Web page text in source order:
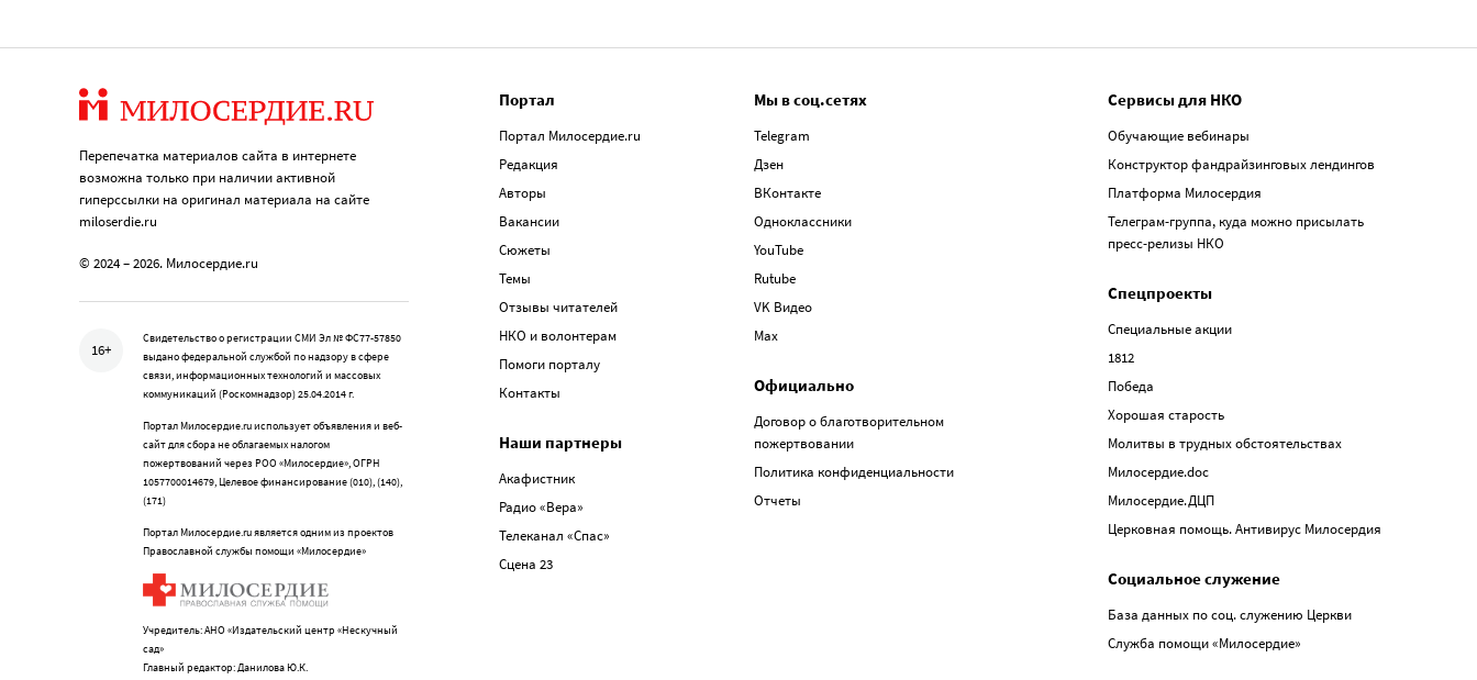
Перепечатка материалов сайта в интернете
возможна только при наличии активной
гиперссылки на оригинал материала на сайте
miloserdie.ru
© 2024 – 2026. Милосердие.ru
16+
Свидетельство о регистрации СМИ Эл № ФС77-57850
выдано федеральной службой по надзору в сфере
связи, информационных технологий и массовых
коммуникаций (Роскомнадзор) 25.04.2014 г.
Портал Милосердие.ru использует объявления и веб-
сайт для сбора не облагаемых налогом
пожертвований через РОО «Милосердие», ОГРН
1057700014679, Целевое финансирование (010), (140),
(171)
Портал Милосердие.ru является одним из проектов
Православной службы помощи «Милосердие»
Учредитель: АНО «Издательский центр «Нескучный
сад»
Главный редактор: Данилова Ю.К.
Портал
Портал Милосердие.ru
Редакция
Авторы
Вакансии
Сюжеты
Темы
Отзывы читателей
НКО и волонтерам
Помоги порталу
Контакты
Наши партнеры
Акафистник
Радио «Вера»
Телеканал «Спас»
Сцена 23
Мы в соц.сетях
Telegram
Дзен
ВКонтакте
Одноклассники
YouTube
Rutube
VK Видео
Max
Официально
Договор о благотворительном
пожертвовании
Политика конфиденциальности
Отчеты
Сервисы для НКО
Обучающие вебинары
Конструктор фандрайзинговых лендингов
Платформа Милосердия
Телеграм-группа, куда можно присылать
пресс-релизы НКО
Спецпроекты
Специальные акции
1812
Победа
Хорошая старость
Молитвы в трудных обстоятельствах
Милосердие.doc
Милосердие.ДЦП
Церковная помощь. Антивирус Милосердия
Социальное служение
База данных по соц. служению Церкви
Служба помощи «Милосердие»